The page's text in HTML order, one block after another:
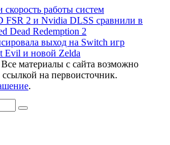
скорость работы систем
FSR 2 и Nvidia DLSS сравнили в
Dead Redemption 2
выход на Switch игр
Evil и новой Zelda
материалы с сайта возможно
ссылкой на первоисточник.
.
Search